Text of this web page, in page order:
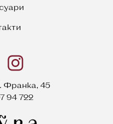
Франка, 45
94 722